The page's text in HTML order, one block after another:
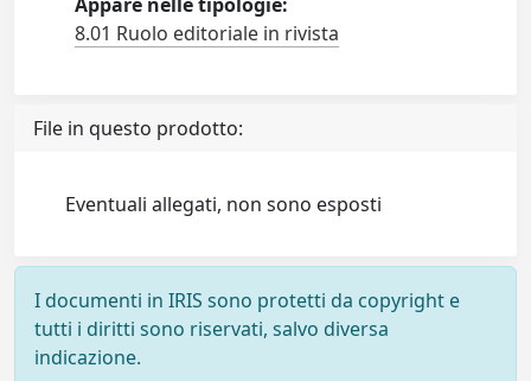
8.01 Ruolo editoriale in rivista
File in questo prodotto:
Eventuali allegati, non sono esposti
I documenti in IRIS sono protetti da copyright e
tutti i diritti sono riservati, salvo diversa
indicazione.